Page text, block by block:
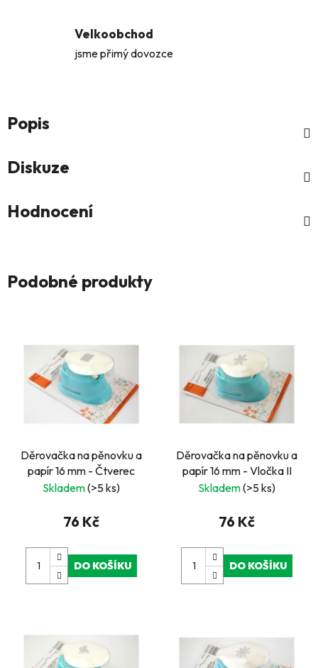
Velkoobchod
jsme přimý dovozce
Popis
Diskuze
Hodnocení
Podobné produkty
Děrovačka na pěnovku a
papír 16 mm - Čtverec
Skladem(>5 ks)
76 Kč
DO KOŠÍKU
Děrovačka na pěnovku a
papír 16 mm - Vločka II
Skladem(>5 ks)
76 Kč
DO KOŠÍKU